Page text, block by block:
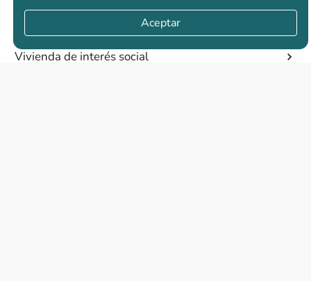
Casas nuevas en venta
Vivienda de interés social
Aceptar